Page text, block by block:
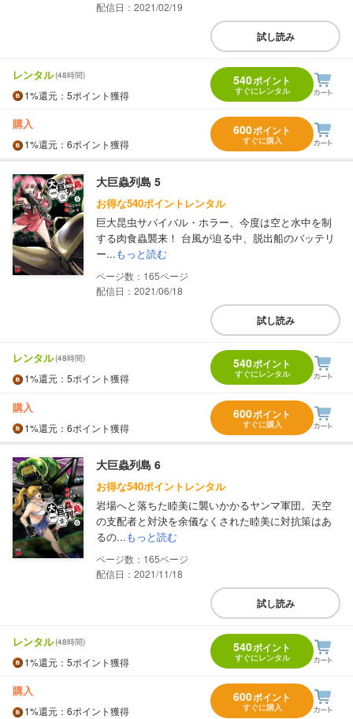
配信日：2021/02/19
試し読み
レンタル(48時間)
1%還元 ：5ポイント獲得
540ポイント
すぐにレンタル
購入
1%還元 ：6ポイント獲得
600ポイント
すぐに購入
大巨蟲列島 5
お得な540ポイントレンタル
巨大昆虫サバイバル・ホラー、今度は空と水中を制
する肉食蟲襲来！ 台風が迫る中、脱出船のバッテリ
ー...もっと読む
165
配信日：2021/06/18
試し読み
レンタル(48時間)
1%還元 ：5ポイント獲得
540ポイント
すぐにレンタル
購入
1%還元 ：6ポイント獲得
600ポイント
すぐに購入
大巨蟲列島 6
お得な540ポイントレンタル
岩場へと落ちた睦美に襲いかかるヤンマ軍団。天空
の支配者と対決を余儀なくされた睦美に対抗策はあ
るの...もっと読む
165
配信日：2021/11/18
試し読み
レンタル(48時間)
1%還元 ：5ポイント獲得
540ポイント
すぐにレンタル
購入
1%還元 ：6ポイント獲得
600ポイント
すぐに購入